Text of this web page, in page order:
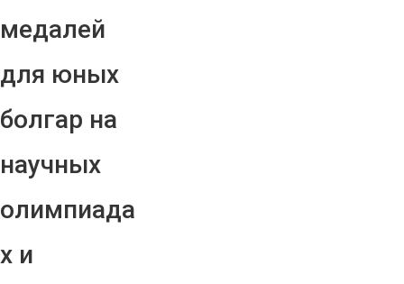
медалей
для юных
болгар на
научных
олимпиада
х и